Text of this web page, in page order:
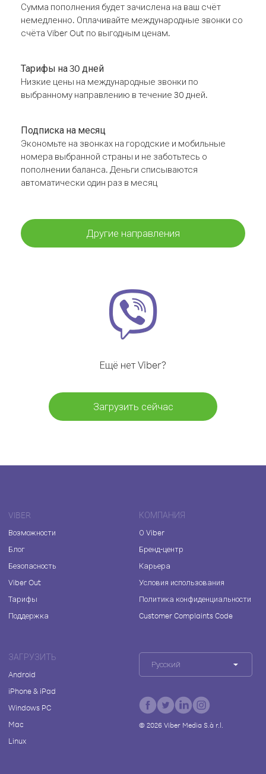
Сумма пополнения будет зачислена на ваш счёт
немедленно. Оплачивайте международные звонки со
счёта Viber Out по выгодным ценам.
Тарифы на 30 дней
Низкие цены на международные звонки по
выбранному направлению в течение 30 дней.
Подписка на месяц
Экономьте на звонках на городские и мобильные
номера выбранной страны и не заботьтесь о
пополнении баланса. Деньги списываются
автоматически один раз в месяц
Другие направления
Ещё нет Viber?
Загрузить сейчас
VIBER
Возможности
Блог
Безопасность
Viber Out
Тарифы
Поддержка
КОМПАНИЯ
О Viber
Бренд-центр
Карьера
Условия использования
Политика конфиденциальности
Customer Complaints Code
ЗАГРУЗИТЬ
Android
iPhone & iPad
Windows PC
Mac
Linux
Русский
© 2026Viber Media S.à r.l.